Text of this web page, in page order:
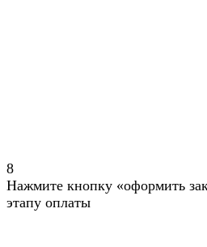
8
Нажмите кнопку «оформить
этапу оплаты